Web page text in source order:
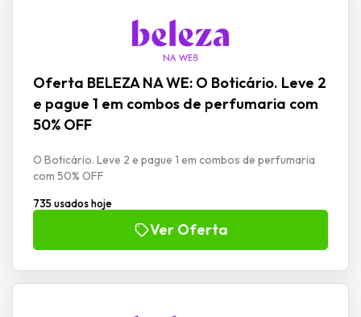
Oferta BELEZA NA WE: O Boticário. Leve 2
e pague 1 em combos de perfumaria com
50% OFF
O Boticário. Leve 2 e pague 1 em combos de perfumaria
com 50% OFF
735 usados hoje
Ver Oferta